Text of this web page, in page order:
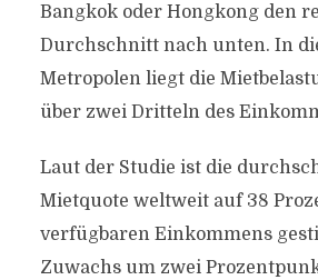
Bangkok oder Hongkong den
Durchschnitt nach unten. In
Metropolen liegt die
über zwei Dritteln des
Laut der Studie ist die
Mietquote weltweit auf 38
verfügbaren Einkommens
Zuwachs um zwei